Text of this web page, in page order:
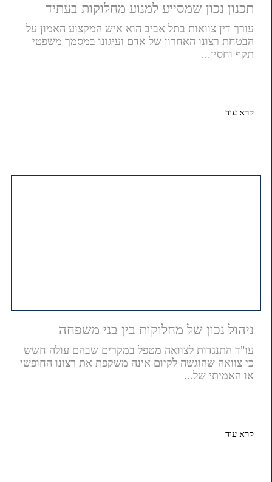
תכנון נכון שמסייע למנוע מחלוקות בעתיד
עורך דין צוואות בתל אביב הוא איש המקצוע האמון על
הבטחת רצונו האחרון של אדם ועיגונו במסמך משפטי
תקף וחסין...
קרא עוד
ניהול נכון של מחלוקות בין בני משפחה
עו"ד התנגדות לצוואה מטפל במקרים שבהם עולה חשש
כי צוואה שהוגשה לקיום אינה משקפת את רצונו החופשי
או האמיתי של...
קרא עוד